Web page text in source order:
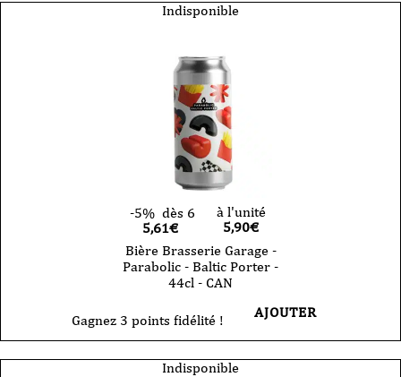
Indisponible
-5% dès 6
5,61€
à l'unité
5,90€
Bière Brasserie Garage -
Parabolic - Baltic Porter -
44cl - CAN
Gagnez 3 points fidélité ! AJOUTER
Indisponible